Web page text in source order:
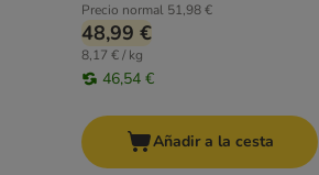
Precio normal 51,98 €
48,99 €
8,17 € / kg
46,54 €
Añadir a la cesta